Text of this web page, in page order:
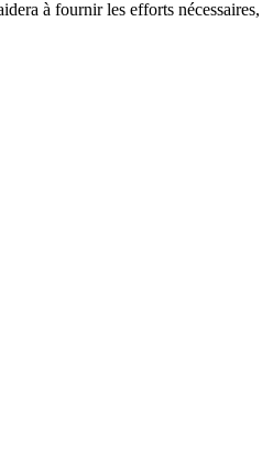
à fournir les efforts nécessaires,